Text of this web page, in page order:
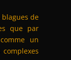
de
que par
un